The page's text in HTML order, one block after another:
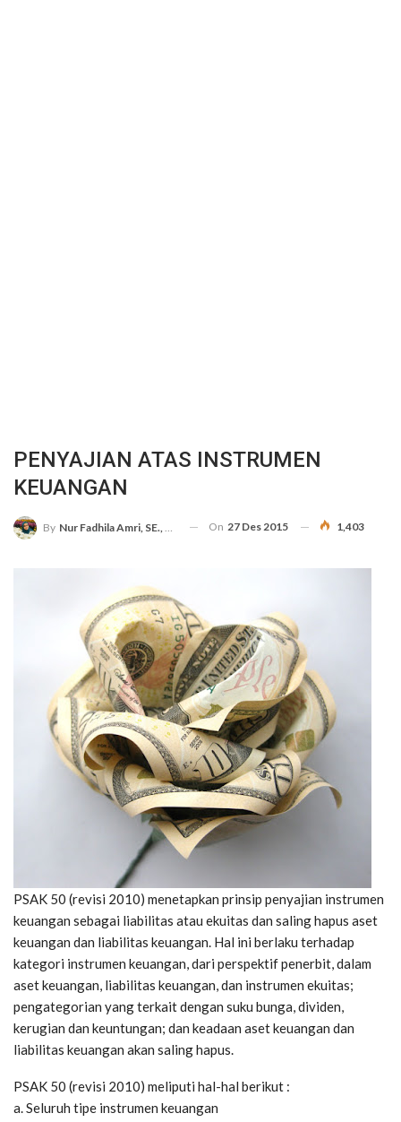
PENYAJIAN ATAS INSTRUMEN
KEUANGAN
By Nur Fadhila Amri, SE., Ak., M.Si On 27 Des 2015 1,403
PSAK 50 (revisi 2010) menetapkan prinsip penyajian instrumen
keuangan sebagai liabilitas atau ekuitas dan saling hapus aset
keuangan dan liabilitas keuangan. Hal ini berlaku terhadap
kategori instrumen keuangan, dari perspektif penerbit, dalam
aset keuangan, liabilitas keuangan, dan instrumen ekuitas;
pengategorian yang terkait dengan suku bunga, dividen,
kerugian dan keuntungan; dan keadaan aset keuangan dan
liabilitas keuangan akan saling hapus.
PSAK 50 (revisi 2010) meliputi hal-hal berikut :
a. Seluruh tipe instrumen keuangan